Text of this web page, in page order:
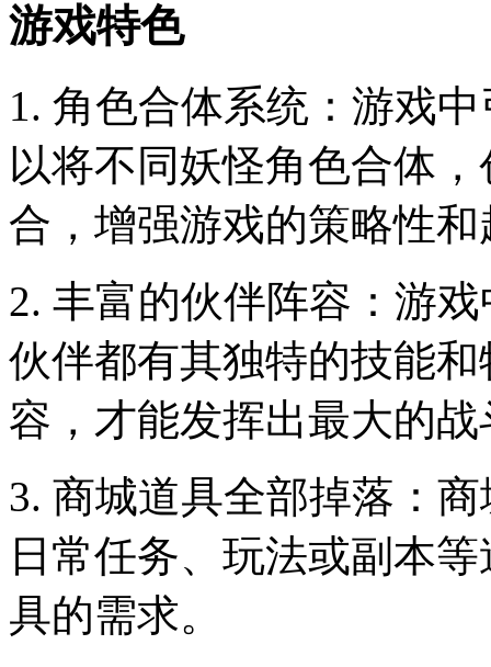
游戏特色
1. 角色合体系统：游戏
以将不同妖怪角色合体
合，增强游戏的策略性
2. 丰富的伙伴阵容：游
伙伴都有其独特的技能
容，才能发挥出最大的战
3. 商城道具全部掉落：
日常任务、玩法或副本
具的需求。